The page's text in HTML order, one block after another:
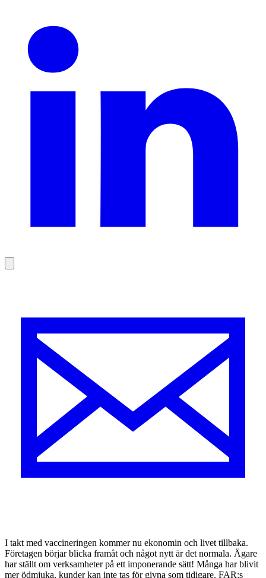
I takt med vaccineringen kommer nu ekonomin och livet tillbaka.
Företagen börjar blicka framåt och något nytt är det normala. Ägare
har ställt om verksamheter på ett imponerande sätt! Många har blivit
mer ödmjuka, kunder kan inte tas för givna som tidigare. FAR:s